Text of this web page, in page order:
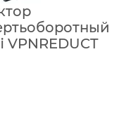
VPNREDUCT